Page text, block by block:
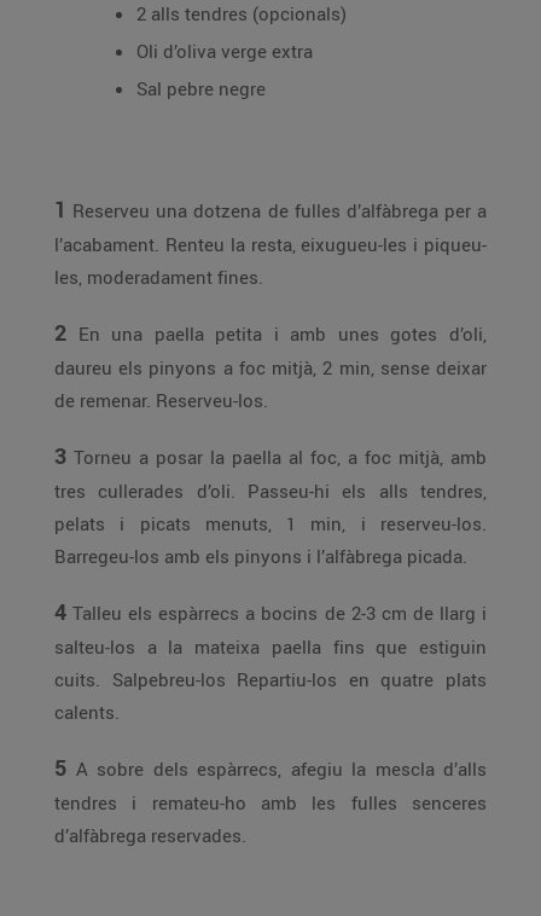
2 alls tendres (opcionals)
Oli d’oliva verge extra
Sal pebre negre
1 Reserveu una dotzena de fulles d’alfàbrega per a
l’acabament. Renteu la resta, eixugueu-les i piqueu-
les, moderadament fines.
2 En una paella petita i amb unes gotes d’oli,
daureu els pinyons a foc mitjà, 2 min, sense deixar
de remenar. Reserveu-los.
3 Torneu a posar la paella al foc, a foc mitjà, amb
tres cullerades d’oli. Passeu-hi els alls tendres,
pelats i picats menuts, 1 min, i reserveu-los.
Barregeu-los amb els pinyons i l’alfàbrega picada.
4 Talleu els espàrrecs a bocins de 2-3 cm de llarg i
salteu-los a la mateixa paella fins que estiguin
cuits. Salpebreu-los Repartiu-los en quatre plats
calents.
5 A sobre dels espàrrecs, afegiu la mescla d’alls
tendres i remateu-ho amb les fulles senceres
d’alfàbrega reservades.